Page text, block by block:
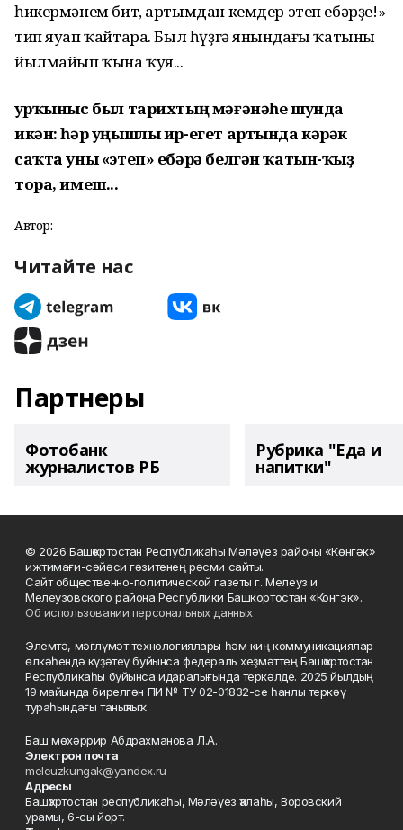
һикермәнем бит, артымдан кемдер этеп ебәрҙе!»
тип яуап ҡайтара. Был һүҙгә янындағы ҡатыны
йылмайып ҡына ҡуя...
Ҡурҡыныс был тарихтың мәғәнәһе шунда
икән: һәр уңышлы ир-егет артында кәрәк
саҡта уны «этеп» ебәрә белгән ҡатын-ҡыҙ
тора, имеш...
Автор:
Читайте нас
Партнеры
Фотобанк
журналистов РБ
Рубрика "Еда и
напитки"
© 2026 Башҡортостан Республикаһы Мәләүез районы «Көнгәк»
ижтимағи-сәйәси гәзитенең рәсми сайты.
Сайт общественно-политической газеты г. Мелеуз и
Мелеузовского района Республики Башкортостан «Конгэк».
Об использовании персональных данных
Элемтә, мәғлүмәт технологиялары һәм киң коммуникациялар
өлкәһендә күҙәтеү буйынса федераль хеҙмәттең Башҡортостан
Республикаһы буйынса идаралығында теркәлде. 2025 йылдың
19 майында бирелгән ПИ № ТУ 02-01832-се һанлы теркәү
тураһындағы таныҡлыҡ.
Баш мөхәррир Абдрахманова Л.А.
Электрон почта
meleuzkungak@yandex.ru
Адресы
Башҡортостан республикаһы, Мәләүез ҡалаһы, Воровский
урамы, 6-сы йорт.